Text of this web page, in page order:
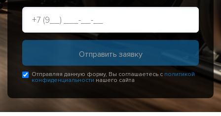
Отправляя данную форму, Вы соглашаетесь с политикой
конфиденциальности нашего сайта